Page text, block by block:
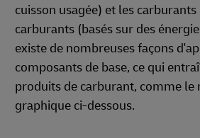
cuisson usagée) et les
carburants (basés sur des
existe de nombreuses façons
composants de base, ce qui
produits de carburant, comme le
graphique ci-dessous.